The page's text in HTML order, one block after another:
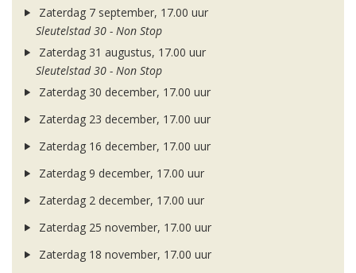
Zaterdag 7 september, 17.00 uur
Sleutelstad 30 - Non Stop
Zaterdag 31 augustus, 17.00 uur
Sleutelstad 30 - Non Stop
Zaterdag 30 december, 17.00 uur
Zaterdag 23 december, 17.00 uur
Zaterdag 16 december, 17.00 uur
Zaterdag 9 december, 17.00 uur
Zaterdag 2 december, 17.00 uur
Zaterdag 25 november, 17.00 uur
Zaterdag 18 november, 17.00 uur